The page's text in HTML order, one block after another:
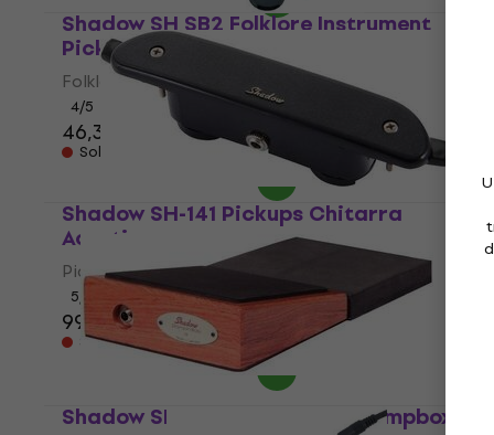
Shadow SH SB2 Folklore Instrument
Pickup
Folklore Instrument Pickup
4/5
46,30 €
Solo su richiesta
Shadow SH-141 Pickups Chitarra
Acustica
Pickups Chitarra Acustica
5
99 €
Solo su richiesta
Shadow SH STOMPIN' BASS Stompbox